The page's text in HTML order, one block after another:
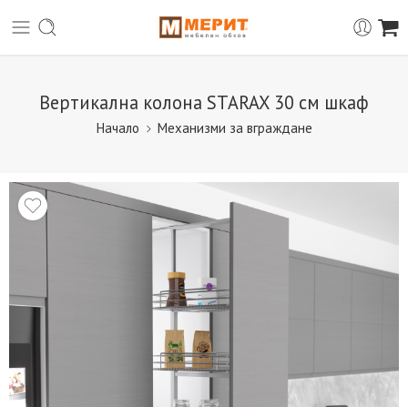
Вертикална колона STARAX 30 см шкаф
Начало Механизми за вграждане